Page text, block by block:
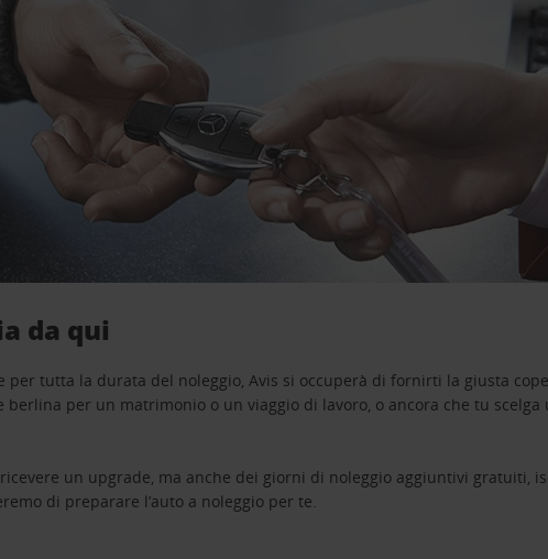
da qui
per tutta la durata del noleggio, Avis si occuperà di fornirti la giusta
berlina per un matrimonio o un viaggio di lavoro, o ancora che tu
un upgrade, ma anche dei giorni di noleggio aggiuntivi gratuiti,
di preparare l’auto a noleggio per te.